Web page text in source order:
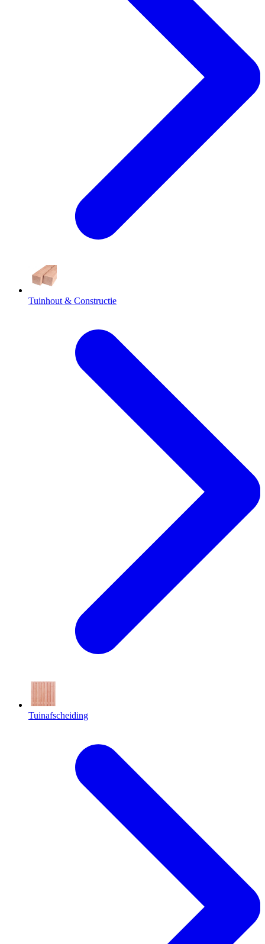
Tuinhout & Constructie
Tuinafscheiding